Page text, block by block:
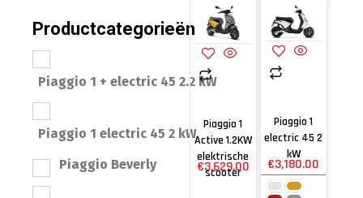
Productcategorieën
Piaggio 1 + electric 45 2.2 kW
Piaggio 1 electric 45 2 kW
Piaggio Beverly
Piaggio 1
Active 1.2KW
elektrische
scooter
€3,629.00
Piaggio 1
electric 45 2
kW
€3,180.00